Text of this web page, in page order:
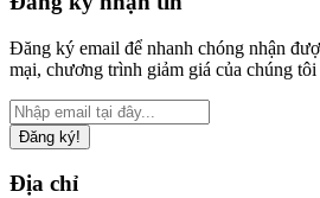
Đăng ký email để nhanh chóng nhận
mại, chương trình giảm giá của chúng tôi
Đăng ký!
Địa chỉ